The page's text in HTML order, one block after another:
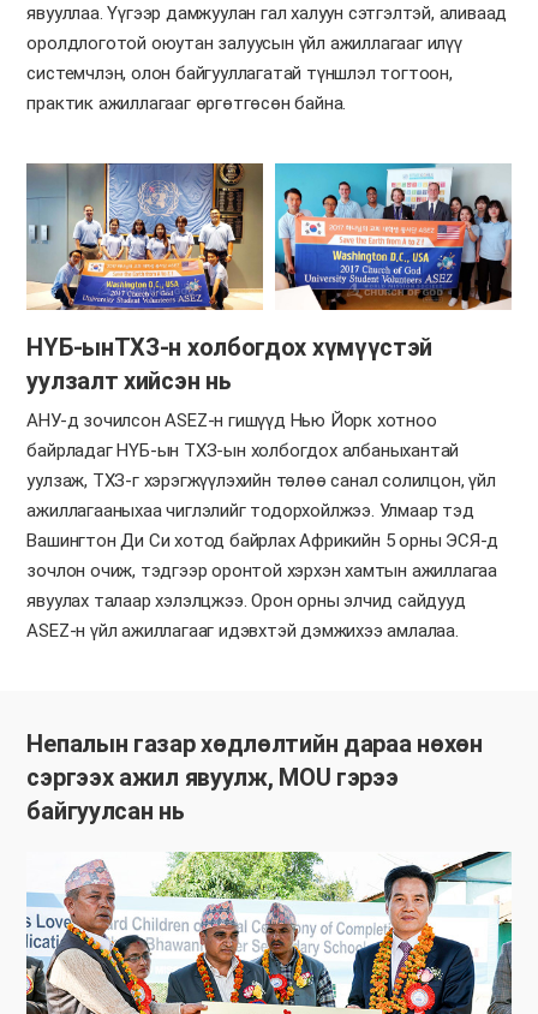
явууллаа. Үүгээр дамжуулан гал халуун сэтгэлтэй, аливаад
оролдлоготой оюутан залуусын үйл ажиллагааг илүү
системчлэн, олон байгууллагатай түншлэл тогтоон,
практик ажиллагааг өргөтгөсөн байна.
НҮБ-ынТХЗ-н холбогдох хүмүүстэй
уулзалт хийсэн нь
АНУ-д зочилсон ASEZ-н гишүүд Нью Йорк хотноо
байрладаг НҮБ-ын ТХЗ-ын холбогдох албаныхантай
уулзаж, ТХЗ-г хэрэгжүүлэхийн төлөө санал солилцон, үйл
ажиллагааныхаа чиглэлийг тодорхойлжээ. Улмаар тэд
Вашингтон Ди Си хотод байрлах Африкийн 5 орны ЭСЯ-д
зочлон очиж, тэдгээр оронтой хэрхэн хамтын ажиллагаа
явуулах талаар хэлэлцжээ. Орон орны элчид сайдууд
ASEZ-н үйл ажиллагааг идэвхтэй дэмжихээ амлалаа.
Непалын газар хөдлөлтийн дараа нөхөн
сэргээх ажил явуулж, MOU гэрээ
байгуулсан нь